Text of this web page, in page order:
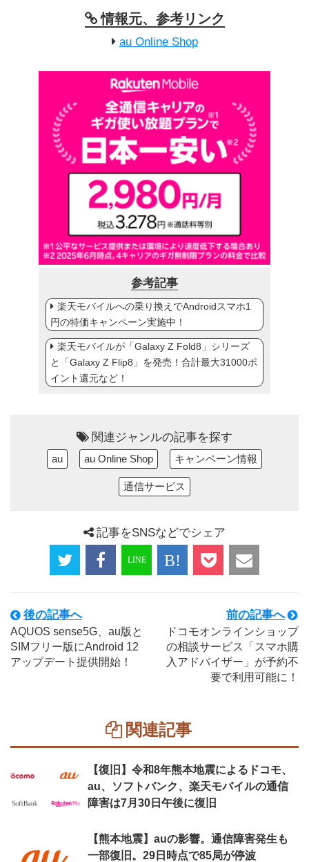
情報元、参考リンク
au Online Shop
参考記事
楽天モバイルへの乗り換えでAndroidスマホ1
円の特価キャンペーン実施中！
楽天モバイルが「Galaxy Z Fold8」シリーズ
と「Galaxy Z Flip8」を発売！合計最大31000ポ
イント還元など！
関連ジャンルの記事を探す
au au Online Shop キャンペーン情報
通信サービス
記事をSNSなどでシェア
後の記事へ
AQUOS sense5G、au版と
SIMフリー版にAndroid 12
アップデート提供開始！
前の記事へ
ドコモオンラインショップ
の相談サービス「スマホ購
入アドバイザー」が予約不
要で利用可能に！
関連記事
【復旧】令和8年熊本地震によるドコモ、
au、ソフトバンク、楽天モバイルの通信
障害は7月30日午後に復旧
【熊本地震】auの影響。通信障害発生も
一部復旧。29日時点で85局が停波